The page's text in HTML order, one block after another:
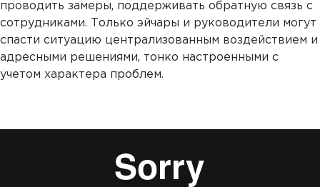
проводить замеры, поддерживать обратную связь с
сотрудниками. Только эйчары и руководители могут
спасти ситуацию централизованным воздействием и
адресными решениями, тонко настроенными с
учетом характера проблем.